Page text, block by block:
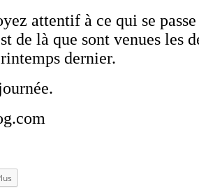
attentif à ce qui se
de là que sont venues les
dernier.